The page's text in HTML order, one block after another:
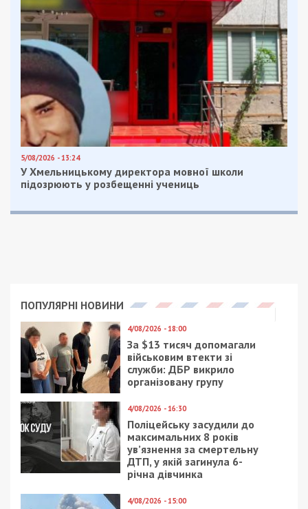
5/08/2026 - 13:24
У Хмельницькому директора мовної школи
підозрюють у розбещенні учениць
ПОПУЛЯРНІ НОВИНИ
4/08/2026 - 18:00
За $13 тисяч допомагали
військовим втекти зі
служби: ДБР викрило
організовану групу
4/08/2026 - 16:30
Поліцейську засудили до
максимальних 8 років
ув’язнення за смертельну
ДТП, у якій загинула 6-
річна дівчинка
4/08/2026 - 15:00